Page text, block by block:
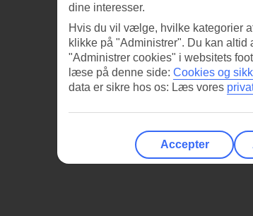
dine interesser.
Hvis du vil vælge, hvilke kategorier
klikke på "Administrer". Du kan
"Administrer cookies" i websitets
læse på denne side: Cookies og
data er sikre hos os: Læs vores
Accepter